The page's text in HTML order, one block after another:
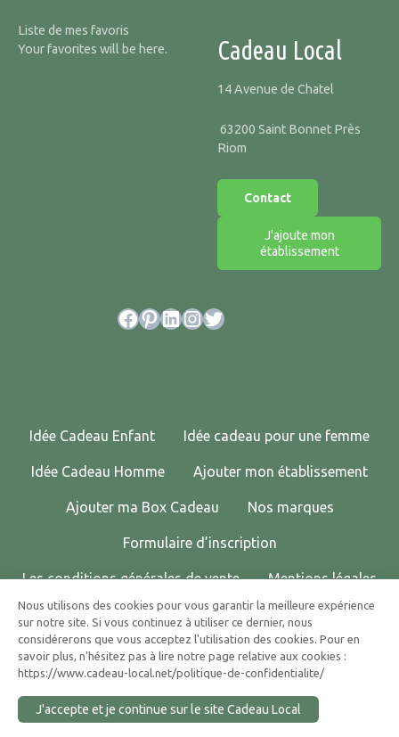
Liste de mes favoris
Your favorites will be here.
Cadeau Local
14 Avenue de Chatel
63200 Saint Bonnet Près
Riom
Contact
J'ajoute mon
établissement
Facebook Pinterest LinkedIn InstagramTwitter
Idée Cadeau Enfant Idée cadeau pour une femme
Idée Cadeau Homme Ajouter mon établissement
Ajouter ma Box Cadeau Nos marques
Formulaire d’inscription
Les conditions générales de vente Mentions légales
Politique de confidentialité Contactez-nous !
© 2025 CADEAU LOCAL TOUS DROITS RÉSERVÉS.
Nous utilisons des cookies pour vous garantir la meilleure expérience
sur notre site. Si vous continuez à utiliser ce dernier, nous
considérerons que vous acceptez l'utilisation des cookies. Pour en
savoir plus, n'hésitez pas à lire notre page relative aux cookies :
https://www.cadeau-local.net/politique-de-confidentialite/
J'accepte et je continue sur le site Cadeau Local